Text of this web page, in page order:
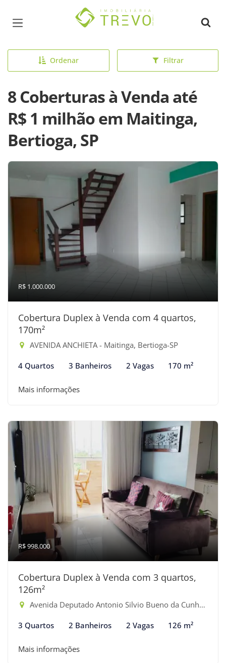
Página inicial
Ordenar Filtrar
8 Coberturas à Venda até
R$ 1 milhão em Maitinga,
Bertioga, SP
R$ 1.000.000
Cobertura Duplex à Venda com 4 quartos,
170m²
AVENIDA ANCHIETA - Maitinga, Bertioga-SP
4 Quartos 3 Banheiros 2 Vagas 170 m²
Mais informações
R$ 998.000
Cobertura Duplex à Venda com 3 quartos,
126m²
Avenida Deputado Antonio Silvio Bueno da Cunha - Maitinga, Bertioga-SP
3 Quartos 2 Banheiros 2 Vagas 126 m²
Mais informações